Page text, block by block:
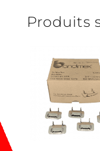
Produits